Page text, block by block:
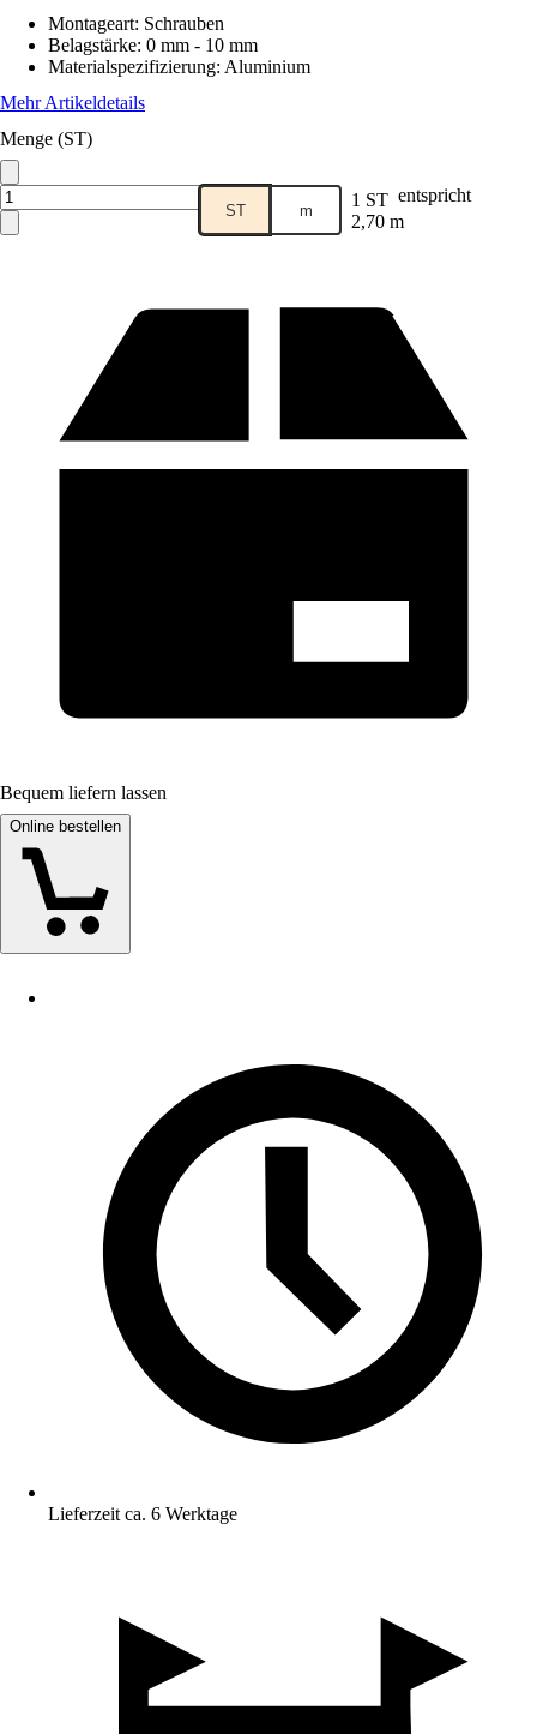
Montageart: Schrauben
Belagstärke: 0 mm - 10 mm
Materialspezifizierung: Aluminium
Mehr Artikeldetails
Menge (ST)
ST m 1 ST entspricht
2,70 m
Bequem liefern lassen
Online bestellen
Lieferzeit ca. 6 Werktage